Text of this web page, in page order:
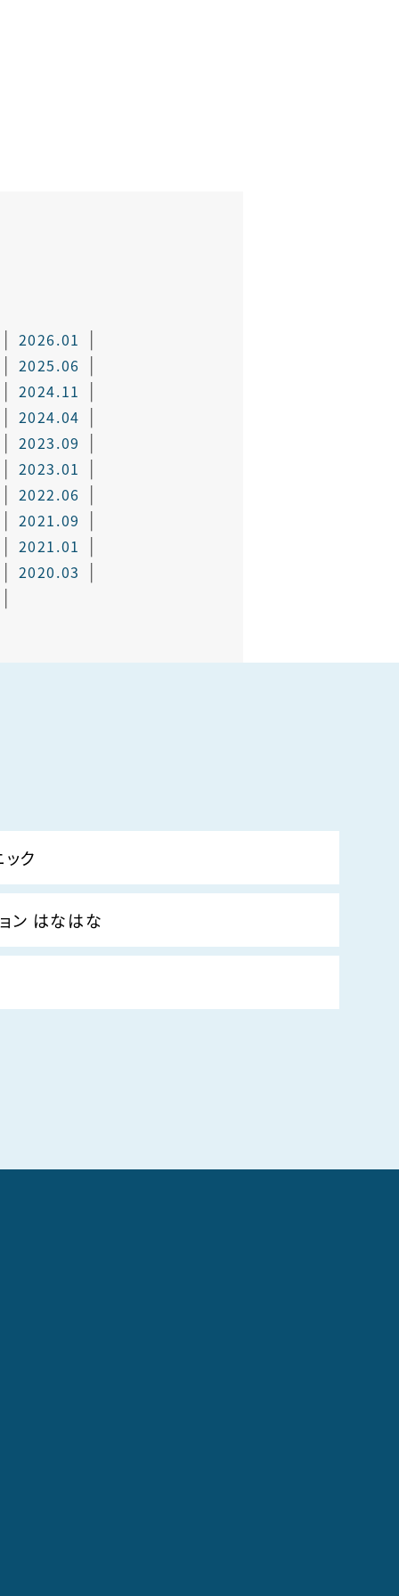
2026.01
2025.06
2024.11
2024.04
2023.09
2023.01
2022.06
2021.09
2021.01
2020.03
ク
ン はなはな